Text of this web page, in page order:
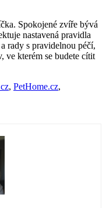
Spokojené zvíře bývá
nastavená pravidla
rady s pravidelnou péčí,
ve kterém se budete cítit
, PetHome.cz,